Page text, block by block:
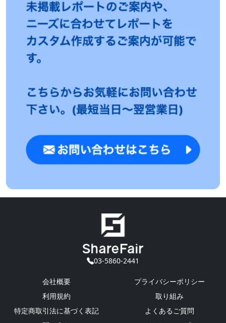
03-5860-2441
会社概要
プライバシーポリシー
利用規約
取り組み
特定商取引法に基づく表記
よくあるご質問